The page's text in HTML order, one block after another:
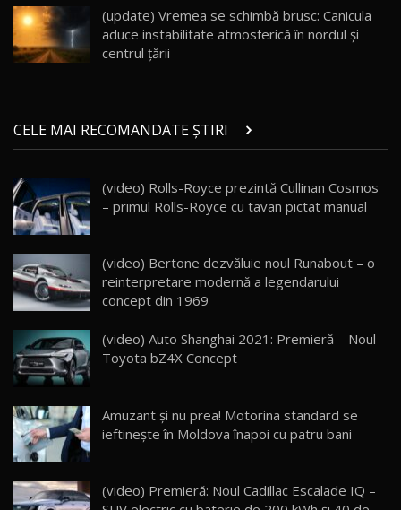
AutoBlog.MD
23:36
20
Noul ZEEKR 7X / Test Drive AutoBlog.MD
29:08
21
Micul BYD Dolphin Surf / Test Drive
AutoBlog.MD
16:59
22
Noua Mazda 6e / Test Drive AutoBlog.MD
26:59
23
Lynk & Co 01 / Test Drive AutoBlog.MD
25:19
24
ZEEKR 009: Cel mai Performant și Confortabil
Van Electric Testat în Moldova / AutoBlog.MD
26:38
25
mai Exclusiv și Puternic Defender Testat în
Moldova
32:21
26
AutoBlog.MD
10:57
(update) Vremea se schimbă brusc: Canicula
aduce instabilitate atmosferică în nordul și
centrul țării
CELE MAI RECOMANDATE ȘTIRI
(video) Rolls-Royce prezintă Cullinan Cosmos
– primul Rolls-Royce cu tavan pictat manual
(video) Bertone dezvăluie noul Runabout – o
reinterpretare modernă a legendarului
concept din 1969
(video) Auto Shanghai 2021: Premieră – Noul
Toyota bZ4X Concept
Amuzant şi nu prea! Motorina standard se
ieftinește în Moldova înapoi cu patru bani
(video) Premieră: Noul Cadillac Escalade IQ –